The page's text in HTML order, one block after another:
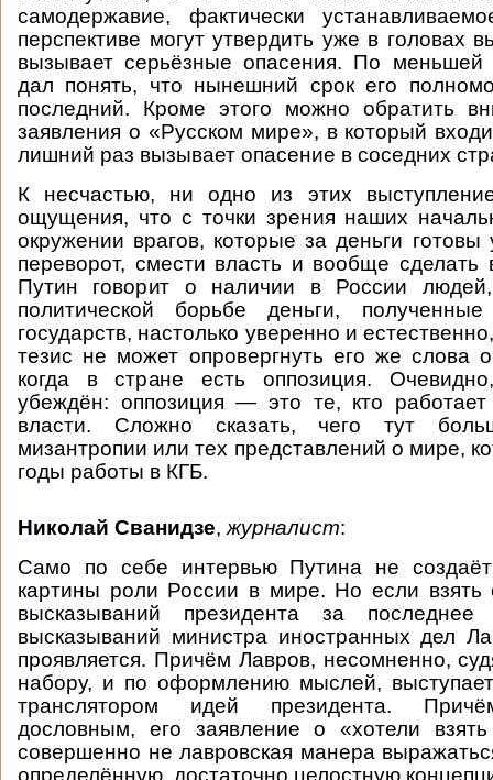
самодержавие, фактически
перспективе могут утвердить уже в головах
вызывает серьёзные опасения. По
дал понять, что нынешний срок его
последний. Кроме этого можно обратить
заявления о «Русском мире», в который
лишний раз вызывает опасение в соседних
К несчастью, ни одно из этих
ощущения, что с точки зрения наших
окружении врагов, которые за деньги готовы
переворот, смести власть и вообще сделать
Путин говорит о наличии в России
политической борьбе деньги,
государств, настолько уверенно и
тезис не может опровергнуть его же слова
когда в стране есть оппозиция.
убеждён: оппозиция — это те, кто работает
власти. Сложно сказать, чего тут
мизантропии или тех представлений о мире,
годы работы в КГБ.
Николай Сванидзе, журналист:
Само по себе интервью Путина не
картины роли России в мире. Но если взять
высказываний президента за
высказываний министра иностранных дел
проявляется. Причём Лавров, несомненно,
набору, и по оформлению мыслей,
транслятором идей президента.
дословным, его заявление о «хотели
совершенно не лавровская манера
определённую, достаточно целостную